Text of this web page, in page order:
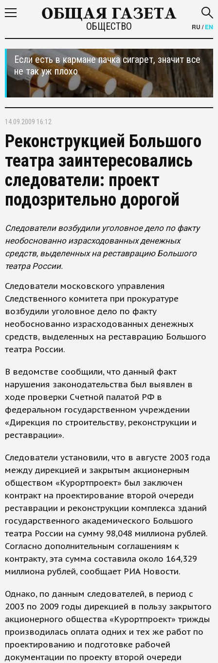
ОБЩЕСТВО RU /EN
Если есть в кармане пачка сигарет, значит все
не так уж плохо
14.09.2009 16:12
Реконструкцией Большого
театра заинтересовались
следователи: проект
подозрительно дорогой
Следователи возбудили уголовное дело по факту
необоснованно израсходованных денежных
средств, выделенных на реставрацию Большого
театра России.
Следователи московского управления
Следственного комитета при прокуратуре
возбудили уголовное дело по факту
необоснованно израсходованных денежных
средств, выделенных на реставрацию Большого
театра России.
В ведомстве сообщили, что данный факт
нарушения законодательства был выявлен в
ходе проверки Счетной палатой РФ в
федеральном государственном учреждении
«Дирекция по строительству, реконструкции и
реставрации».
Следователи установили, что в августе 2003 года
между дирекцией и закрытым акционерным
обществом «Курортпроект» был заключен
контракт на проектирование второй очереди
реставрации и реконструкции комплекса зданий
государственного академического Большого
театра России на сумму 98,048 миллиона рублей.
Согласно дополнительным соглашениям к
контракту, эта сумма составила около 164,329
миллиона рублей, сообщает РИА Новости.
Однако, по данным следователей, в период с
2003 по 2009 годы дирекцией в пользу закрытого
акционерного общества «Курортпроект» трижды
производилась оплата одних и тех же работ по
проектированию и подготовке рабочей
документации по проекту второй очереди